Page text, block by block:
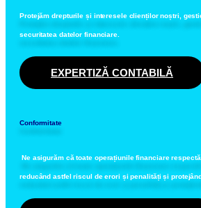
Protejăm drepturile și interesele clienților noștri,
securitatea datelor financiare.
EXPERTIZĂ CONTABILĂ
Conformitate
Ne asigurăm că toate operațiunile financiare
reducând astfel riscul de erori și penalități și